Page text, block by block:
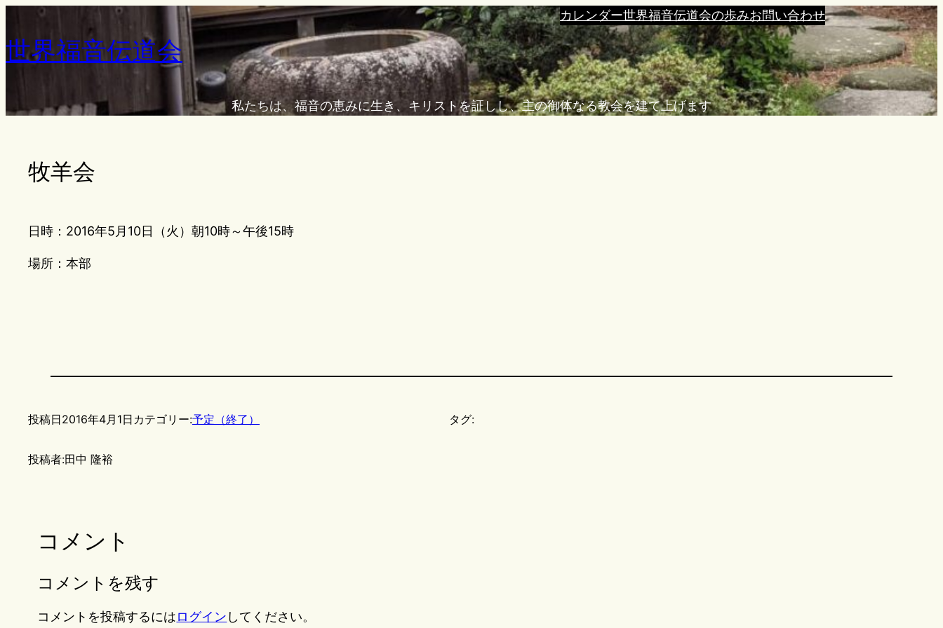
を
ッ
世界福音伝道会
カレンダー世界福音伝道会の歩みお問い合わせ
私たちは、福音の恵みに生き、キリストを証しし、主の御体なる教会を建て上げます
牧羊会
日時：2016年5月10日（火）朝10時～午後15時
場所：本部
投稿日2016年4月1日 カテゴリー:予定（終了）
投稿者:田中 隆裕
タグ:
コメント
コメントを残す
コメントを投稿するにはログイン してください。